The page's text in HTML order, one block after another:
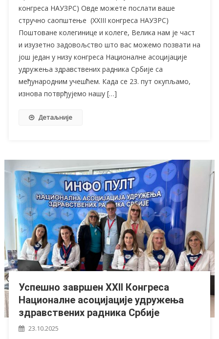
конгреса НАУЗРС) Овде можете послати ваше
стручно саопштење (XXIII конгреса НАУЗРС)
Поштоване колегинице и колеге, Велика нам је част
и изузетно задовољство што вас можемо позвати на
још један у низу конгреса Националне асоцијације
удружења здравствених радника Србије са
међународним учешћем. Када се 23. пут окупљамо,
изнова потврђујемо нашу […]
Детаљније
Успешно завршен XXII Конгреса
Националне асоцијације удружења
здравствених радника Србије
23.10.2025